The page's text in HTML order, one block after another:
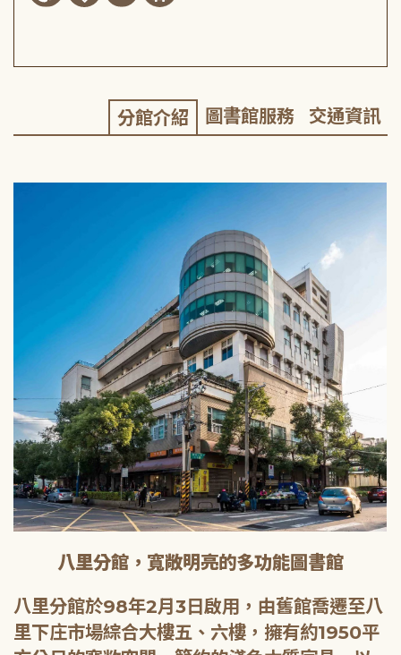
分館介紹 圖書館服務 交通資訊
八里分館，寬敞明亮的多功能圖書館
八里分館於98年2月3日啟用，由舊館喬遷至八
里下庄市場綜合大樓五、六樓，擁有約1950平